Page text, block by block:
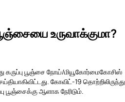
உருவாக்குமா?
பூஞ்சை நோய்/மியூகோர்மைகோசிஸ்
கோவிட்-19 தொற்றிலிருந்து
பூஞ்சைக்கு ஆளாக நேரிடும்.